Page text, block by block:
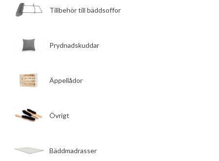
​Tillbehör till bäddsoffor
​Prydnadskuddar
​Äppellådor
​Övrigt
​Bäddmadrasser